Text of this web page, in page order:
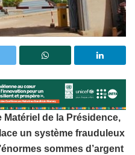
Matériel de la Présidence,
un système frauduleux
sommes d’argent